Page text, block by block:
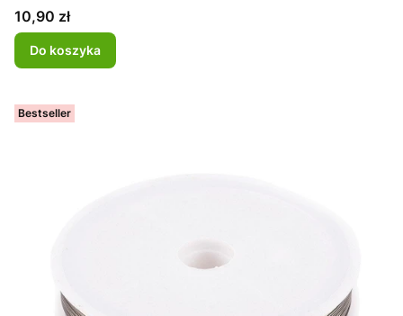
Cena
10,90 zł
Do koszyka
Bestseller